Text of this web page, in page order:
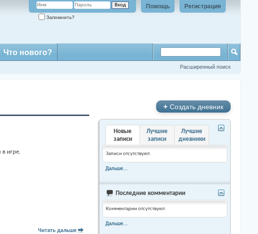
Регистрация
Помощь
Запомнить?
Что нового?
Расширенный поиск
игре.
Читать дальше
+ Создать дневник
Новые
записи
Лучшие
записи
Лучшие
дневники
Записи отсутствуют.
Дальше...
Последние комментарии
Комментарии отсутствуют.
Дальше...